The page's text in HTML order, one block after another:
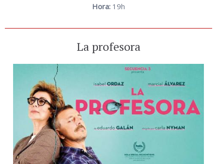
Hora: 19h
La profesora